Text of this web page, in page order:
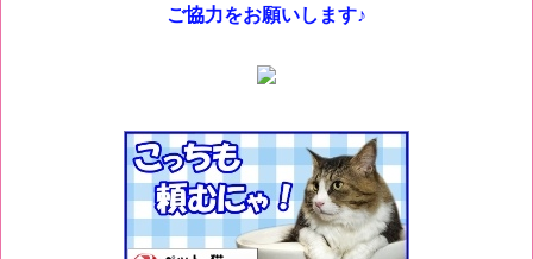
ご協力をお願いします♪